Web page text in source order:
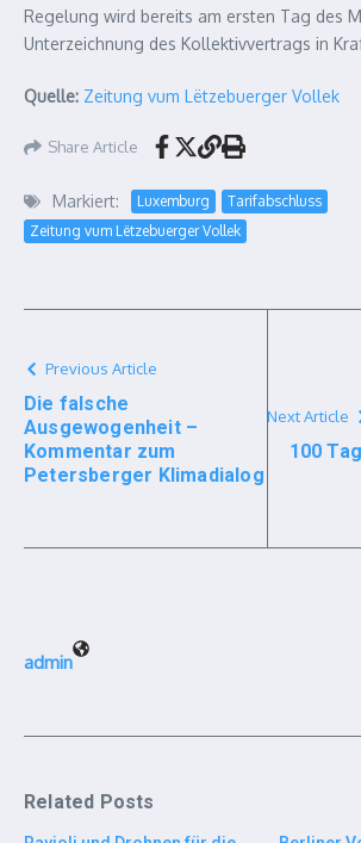
Regelung wird bereits am ersten Tag des
Unterzeichnung des Kollektivvertrags in
Quelle: Zeitung vum Lëtzebuerger Vollek
Share Article
Markiert: Luxemburg
Tarifabschluss
Zeitung vum Lëtzebuerger Vollek
Previous Article
Die falsche
Ausgewogenheit –
Kommentar zum
Petersberger Klimadialog
Next Article
100
admin
Related Posts